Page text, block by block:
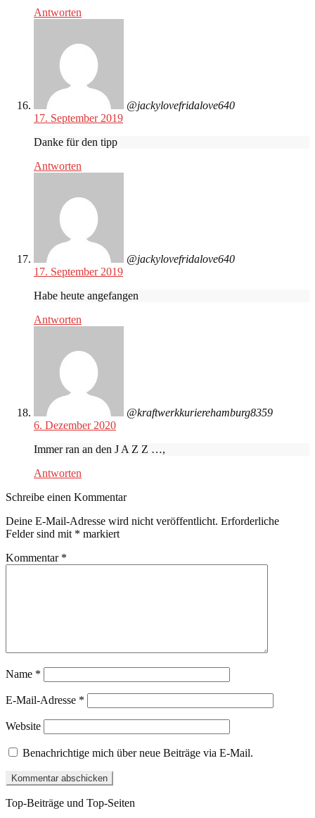
Antworten
@jackylovefridalove640
17. September 2019
Danke für den tipp
Antworten
@jackylovefridalove640
17. September 2019
Habe heute angefangen
Antworten
@kraftwerkkurierehamburg8359
6. Dezember 2020
Immer ran an den J A Z Z …,
Antworten
Schreibe einen Kommentar
Deine E-Mail-Adresse wird nicht veröffentlicht. Erforderliche
Felder sind mit * markiert
Kommentar *
Name *
E-Mail-Adresse *
Website
Benachrichtige mich über neue Beiträge via E-Mail.
Top-Beiträge und Top-Seiten